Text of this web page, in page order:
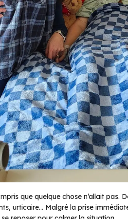
que quelque chose n’allait pas.
urticaire… Malgré la prise